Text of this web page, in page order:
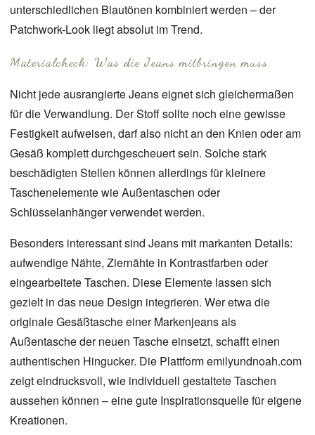
unterschiedlichen Blautönen kombiniert werden – der
Patchwork-Look liegt absolut im Trend.
Materialcheck: Was die Jeans mitbringen muss
Nicht jede ausrangierte Jeans eignet sich gleichermaßen
für die Verwandlung. Der Stoff sollte noch eine gewisse
Festigkeit aufweisen, darf also nicht an den Knien oder am
Gesäß komplett durchgescheuert sein. Solche stark
beschädigten Stellen können allerdings für kleinere
Taschenelemente wie Außentaschen oder
Schlüsselanhänger verwendet werden.
Besonders interessant sind Jeans mit markanten Details:
aufwendige Nähte, Ziernähte in Kontrastfarben oder
eingearbeitete Taschen. Diese Elemente lassen sich
gezielt in das neue Design integrieren. Wer etwa die
originale Gesäßtasche einer Markenjeans als
Außentasche der neuen Tasche einsetzt, schafft einen
authentischen Hingucker. Die Plattformemilyundnoah.com
zeigt eindrucksvoll, wie individuell gestaltete Taschen
aussehen können – eine gute Inspirationsquelle für eigene
Kreationen.